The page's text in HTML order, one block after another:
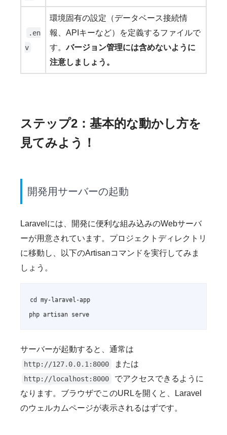
.en
v
環境固有の設定（データベース接続情
報、APIキーなど）を定義するファイルで
す。バージョン管理には含めないように
注意しましょう。
ステップ2：基本的な動かし方を
見てみよう！
開発用サーバーの起動
Laravelには、開発に便利な組み込みのWebサーバ
ーが用意されています。プロジェクトディレクトリ
に移動し、以下のArtisanコマンドを実行してみま
しょう。
cd my-laravel-app
php artisan serve
サーバーが起動すると、通常は
http://127.0.0.1:8000 または
http://localhost:8000
でアクセスできるように
なります。ブラウザでこのURLを開くと、Laravel
のウェルカムページが表示されるはずです。